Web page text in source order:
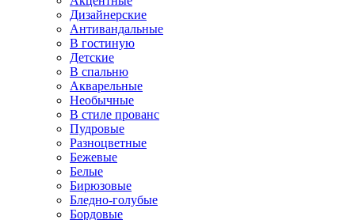
Дизайнерские
Антивандальные
В гостиную
Детские
В спальню
Акварельные
Необычные
В стиле прованс
Пудровые
Разноцветные
Бежевые
Белые
Бирюзовые
Бледно-голубые
Бордовые